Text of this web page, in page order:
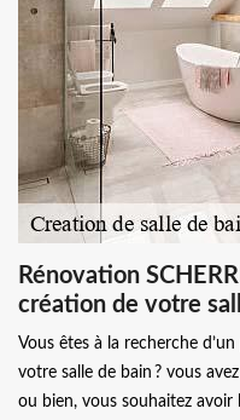
Rénovation
création de votre
Vous êtes à la recherche
votre salle de bain ? vous
ou bien, vous souhaitez avoir